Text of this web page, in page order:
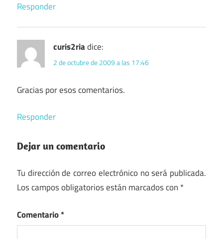
Responder
curis2riadice:
2 de octubre de 2009 a las 17:46
Gracias por esos comentarios.
Responder
Dejar un comentario
Tu dirección de correo electrónico no será publicada.
Los campos obligatorios están marcados con *
Comentario*